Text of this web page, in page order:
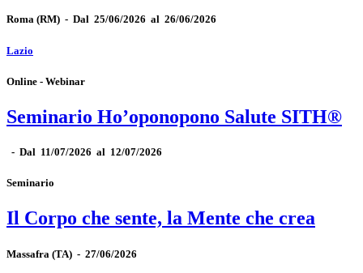
Roma (RM) - Dal 25/06/2026 al 26/06/2026
Lazio
Online - Webinar
Seminario Ho’oponopono Salute SITH®
- Dal 11/07/2026 al 12/07/2026
Seminario
Il Corpo che sente, la Mente che crea
Massafra (TA) - 27/06/2026